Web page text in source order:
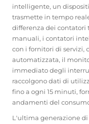
intelligente, un
trasmette in tempo
differenza dei
manuali, i contatori
con i fornitori di servizi,
automatizzata, il
immediato degli
raccolgono dati di
fino a ogni 15 minuti,
andamenti del
L'ultima generazione